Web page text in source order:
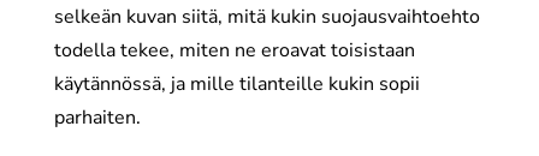
selkeän kuvan siitä, mitä kukin suojausvaihtoehto
todella tekee, miten ne eroavat toisistaan
käytännössä, ja mille tilanteille kukin sopii
parhaiten.